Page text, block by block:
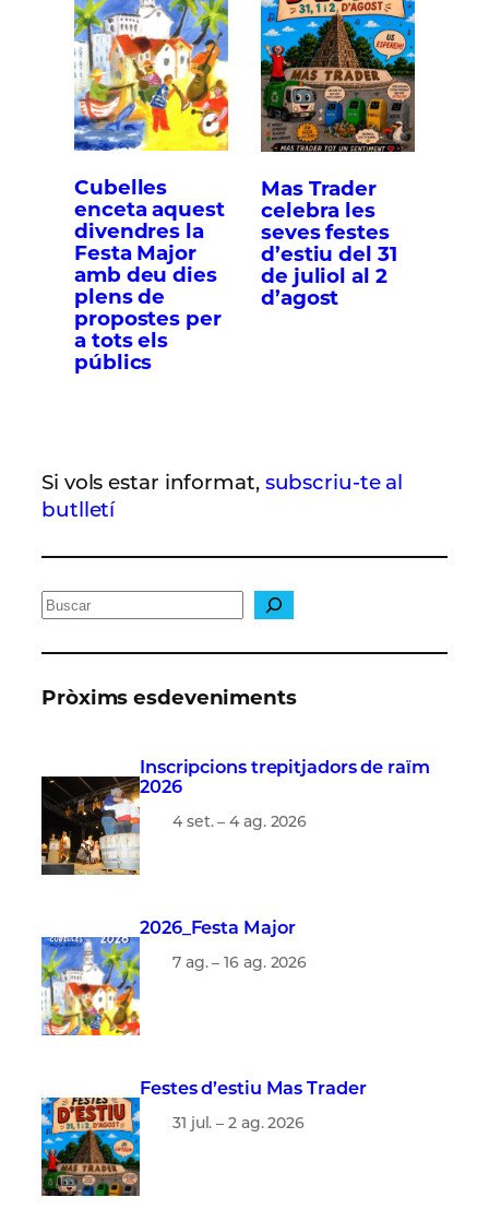
Cubelles
enceta aquest
divendres la
Festa Major
amb deu dies
plens de
propostes per
a tots els
públics
Mas Trader
celebra les
seves festes
d’estiu del 31
de juliol al 2
d’agost
Si vols estar informat, subscriu-te al
butlletí
C
r
c
a
Pròxims esdeveniments
Inscripcions trepitjadors de raïm
2026
4 set. – 4 ag. 2026
2026_Festa Major
7 ag. – 16 ag. 2026
Festes d’estiu Mas Trader
31 jul. – 2 ag. 2026